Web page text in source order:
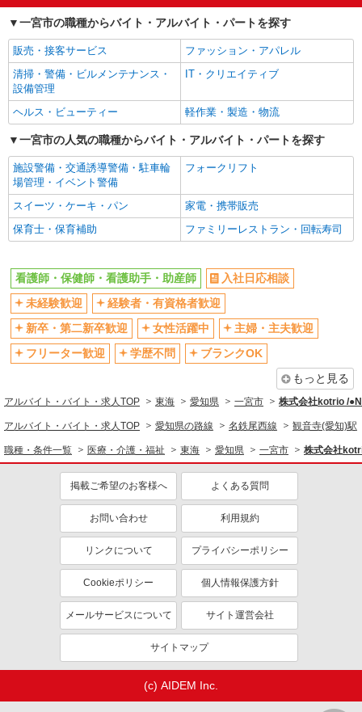
ボーナス・賞与あり
車通勤OK
交通費支給
社会保険あり
産休・育休取得実績あり
一宮市の職種からバイト・アルバイト・パートを探す
販売・接客サービス
ファッション・アパレル
清掃・警備・ビルメンテナンス・
設備管理
IT・クリエイティブ
ヘルス・ビューティー 軽作業・製造・物流
一宮市の人気の職種からバイト・アルバイト・パートを探す
施設警備・交通誘導警備・駐車輪
場管理・イベント警備
フォークリフト
スイーツ・ケーキ・パン
家電・携帯販売
保育士・保育補助
ファミリーレストラン・回転寿司
看護師・保健師・看護助手・助産師
入社日応相談
未経験歓迎
経験者・有資格者歓迎
新卒・第二新卒歓迎
女性活躍中
主婦・主夫歓迎
フリーター歓迎
学歴不問
ブランクOK
もっと見る
アルバイト・バイト・求人TOP 東海 愛知県 一宮市 株式会社kotrio /
アルバイト・バイト・求人TOP 愛知県の路線 名鉄尾西線 観音寺(愛知)駅
職種・条件一覧 医療・介護・福祉 東海 愛知県 一宮市 株式会社
掲載ご希望のお客様へ よくある質問
お問い合わせ 利用規約
リンクについて プライバシーポリシー
Cookieポリシー 個人情報保護方針
メールサービスについて サイト運営会社
サイトマップ
(c) AIDEM Inc.